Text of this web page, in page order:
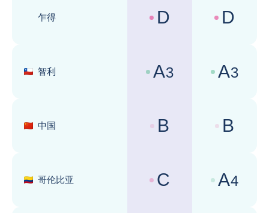
乍得
国家风险评级 :
D 商业环境评级
D
智利
国家风险评级 :
A3 商业环境评级
A3
中国
国家风险评级 :
B 商业环境评级
B
哥伦比亚
国家风险评级 :
C 商业环境评级
A4